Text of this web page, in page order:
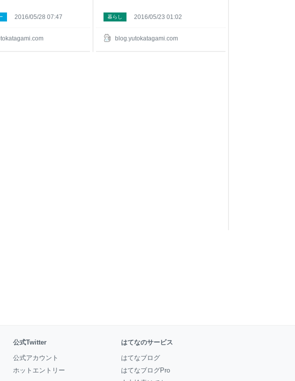
2016/05/28 07:47
blog.yutokatagami.com
暮らし 2016/05/23 01:02
公式Twitter
公式アカウント
ホットエントリー
はてなのサービス
はてなブログ
はてなブログPro